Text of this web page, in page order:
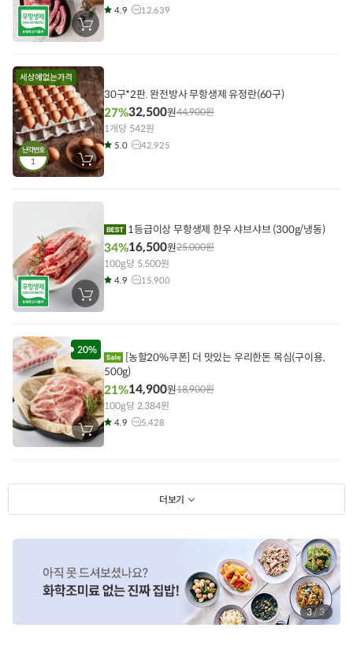
장
바
에
담
기
4.9 12,639
난각번호
1 장
바
에
30구*2판. 완전방사 무항생제 유정란(60구)
27%32,500원44,900원
1개당 542원
5.0 42,925
장
바
에
담
기
1등급이상 무항생제 한우 샤브샤브 (300g/냉동)
34%16,500원25,000원
100g당 5,500원
4.9 15,900
20%
장
바
담
500g)
21%14,900원18,900원
100g당 2,384원
4.9 5,428
더보기
1/3